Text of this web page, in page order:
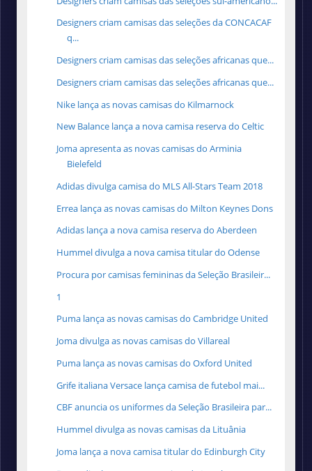
Designers criam camisas das seleções da CONCACAF
q...
Designers criam camisas das seleções africanas que...
Designers criam camisas das seleções africanas que...
Nike lança as novas camisas do Kilmarnock
New Balance lança a nova camisa reserva do Celtic
Joma apresenta as novas camisas do Arminia
Bielefeld
Adidas divulga camisa do MLS All-Stars Team 2018
Errea lança as novas camisas do Milton Keynes Dons
Adidas lança a nova camisa reserva do Aberdeen
Hummel divulga a nova camisa titular do Odense
Procura por camisas femininas da Seleção Brasileir...
1
Puma lança as novas camisas do Cambridge United
Joma divulga as novas camisas do Villareal
Puma lança as novas camisas do Oxford United
Grife italiana Versace lança camisa de futebol mai...
CBF anuncia os uniformes da Seleção Brasileira par...
Hummel divulga as novas camisas da Lituânia
Joma lança a nova camisa titular do Edinburgh City